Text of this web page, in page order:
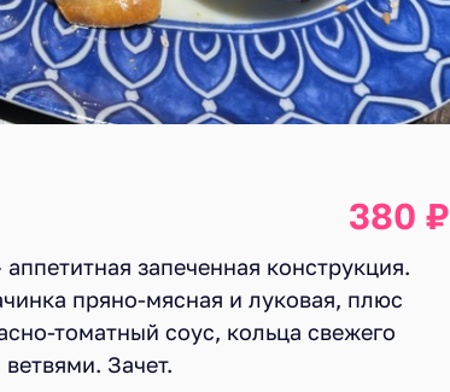
380 ₽
запеченная конструкция.
пряно-мясная и луковая, плюс
томатный соус, кольца свежего
Зачет.